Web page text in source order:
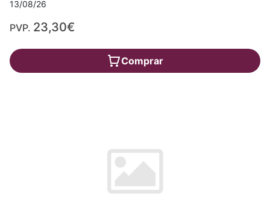
13/08/26
PVP. 23,30€
Comprar